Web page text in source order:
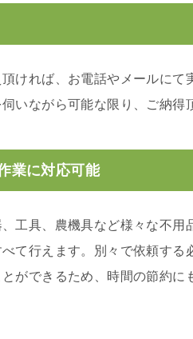
ければ、お電話やメールにて
いながら可能な限り、ご納得
業に対応可能
工具、農機具など様々な不
て行えます。別々で依頼す
ができるため、時間の節約に